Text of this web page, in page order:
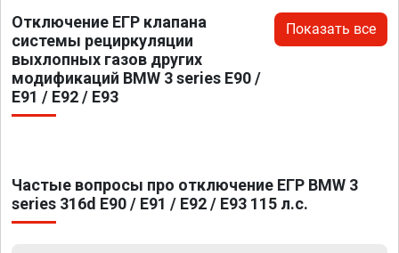
Отключение ЕГР клапана
системы рециркуляции
выхлопных газов других
модификаций BMW 3 series E90 /
E91 / E92 / E93
Показать все
Частые вопросы про отключение ЕГР BMW 3
series 316d E90 / E91 / E92 / E93 115 л.с.